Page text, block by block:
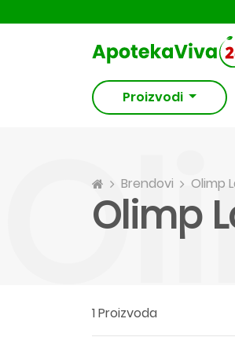
Proizvodi
Brendovi Olimp
Olimp
1 Proizvoda